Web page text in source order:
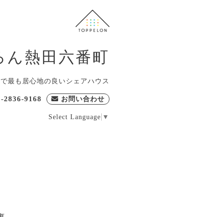
熱田六番町
最も居心地の良いシェアハウス
2836-9168 お問い合わせ
Select Language ▼